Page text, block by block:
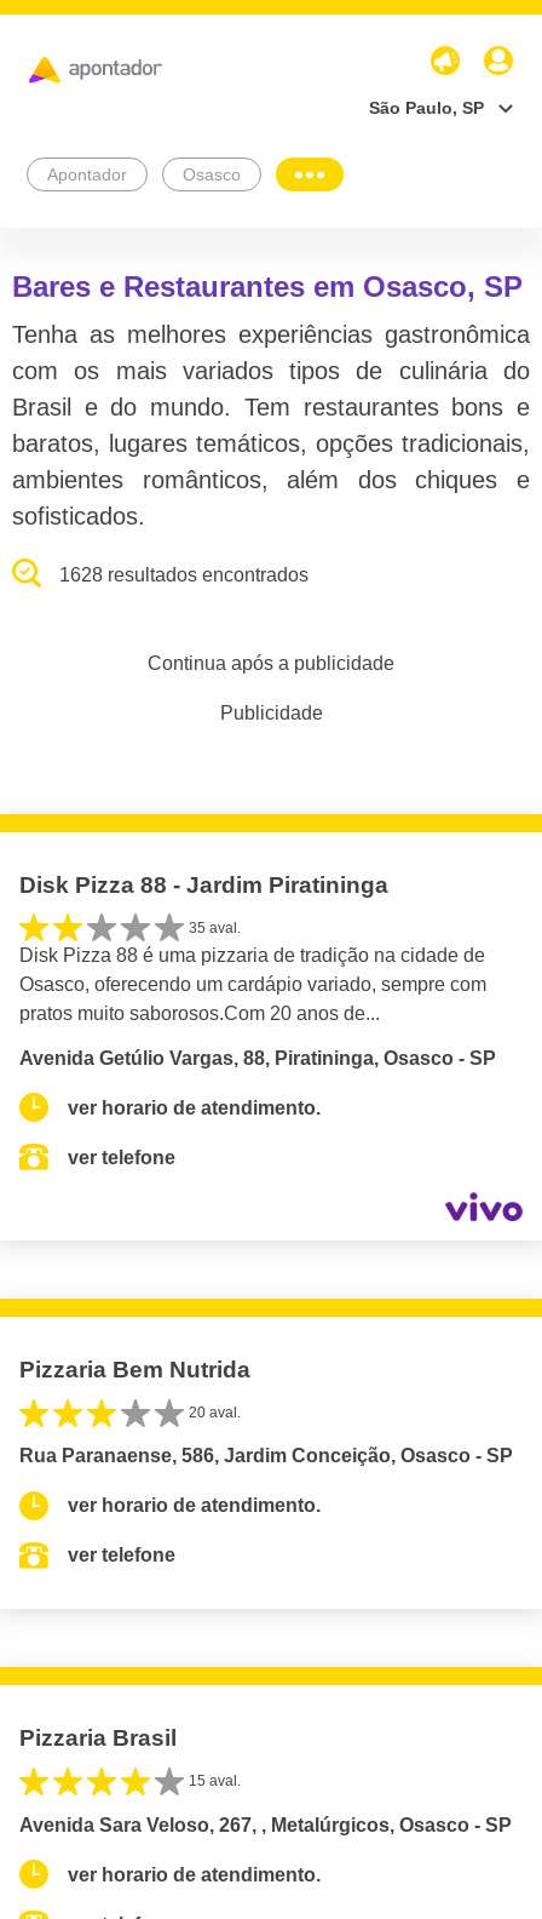
São Paulo, SP
Apontador Osasco
Bares e Restaurantes em Osasco, SP
Tenha as melhores experiências gastronômica
com os mais variados tipos de culinária do
Brasil e do mundo. Tem restaurantes bons e
baratos, lugares temáticos, opções tradicionais,
ambientes românticos, além dos chiques e
sofisticados.
1628 resultados encontrados
Continua após a publicidade
Publicidade
Disk Pizza 88 - Jardim Piratininga
35 aval.
Disk Pizza 88 é uma pizzaria de tradição na cidade de
Osasco, oferecendo um cardápio variado, sempre com
pratos muito saborosos.Com 20 anos de...
Avenida Getúlio Vargas, 88, Piratininga, Osasco - SP
ver horario de atendimento.
ver telefone
Pizzaria Bem Nutrida
20 aval.
Rua Paranaense, 586, Jardim Conceição, Osasco - SP
ver horario de atendimento.
ver telefone
Pizzaria Brasil
15 aval.
Avenida Sara Veloso, 267, , Metalúrgicos, Osasco - SP
ver horario de atendimento.